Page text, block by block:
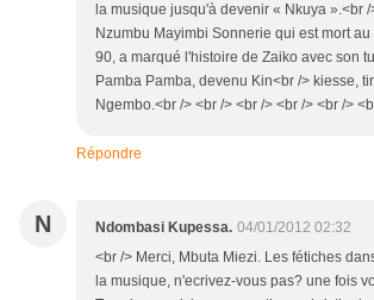
la musique jusqu'à devenir « Nkuya ».<br /
Nzumbu Mayimbi Sonnerie qui est mort
90, a marqué l'histoire de Zaiko avec son
Pamba Pamba, devenu Kin<br /> kiesse,
Ngembo.<br /> <br /> <br /> <br /> <br />
Répondre
N Ndombasi Kupessa. 04/01/2012 02:32
<br /> Merci, Mbuta Miezi. Les fétiches
la musique, n'ecrivez-vous pas? une fois